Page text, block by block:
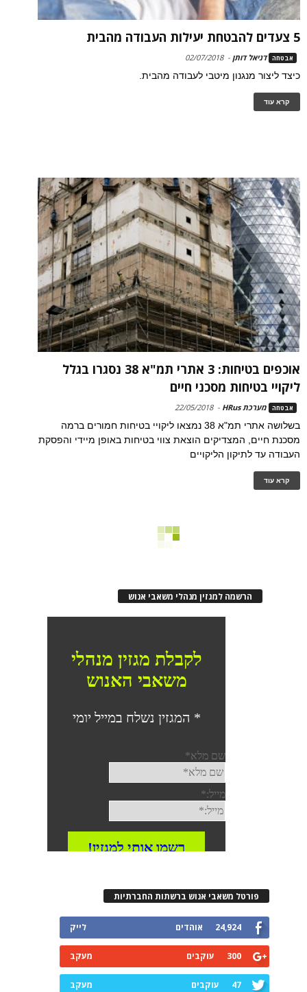
5 צעדים להבטחת יעילות העבודה מהבית
אבטחה דניאל דותן -
02/07/2018
כיצד ליצור מנגנון מיטבי לעבודה מהבית.
קרא עוד
אוכפים בטיחות: 3 אתרי תמ"א 38 נסגרו בגלל
ליקויי בטיחות מסכני חיים
אבטחה מערכת HRus -
22/05/2018
בשלושה אתרי תמ"א 38 נמצאו ליקויי בטיחות חמורים ברמה
מסכנת חיים, המצדיקים הוצאת צווי בטיחות באופן מיידי והפסקת
העבודה עד לתיקון הליקויים
קרא עוד
הרשמה למגזין מנהלי משאבי אנוש
פורטל משאבי אנוש ברשתות החברתיות
24,924 אוהדים לייק
300 עוקבים מעקב
47 עוקבים מעקב